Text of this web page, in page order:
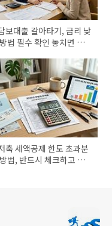
보대출 갈아타기, 금리 낮
법 필수 확인 놓치면 이
축 세액공제 한도 초과분
법, 반드시 체크하고 절